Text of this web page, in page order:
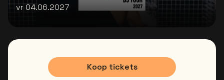
vr 04.06.2027
Koop tickets